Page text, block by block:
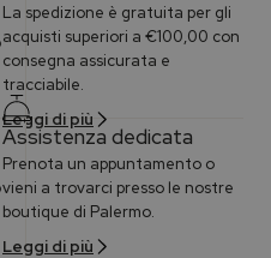
La spedizione è gratuita per gli
acquisti superiori a €100,00 con
consegna assicurata e
tracciabile.
Leggi di più
Assistenza dedicata
Prenota un appuntamento o
vieni a trovarci presso le nostre
boutique di Palermo.
Leggi di più